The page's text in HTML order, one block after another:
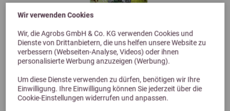
Wir verwenden Cookies
Wir, die Agrobs GmbH & Co. KG verwenden Cookies und
Dienste von Drittanbietern, die uns helfen unsere Website zu
verbessern (Webseiten-Analyse, Videos) oder ihnen
personalisierte Werbung anzuzeigen (Werbung).
Um diese Dienste verwenden zu dürfen, benötigen wir Ihre
Einwilligung. Ihre Einwilligung können Sie jederzeit über die
Cookie-Einstellungen widerrufen und anpassen.
Lexa Ö-Pferde-Mineral 4,5kg